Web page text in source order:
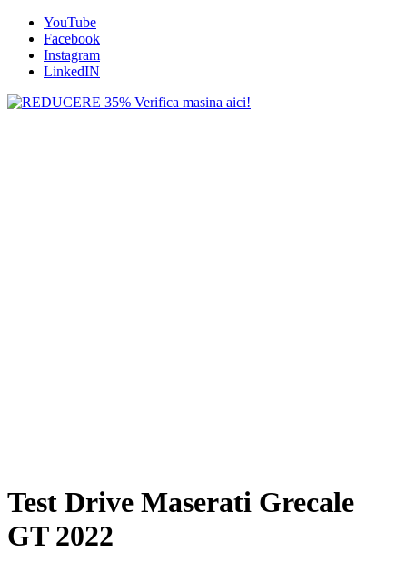
YouTube
Facebook
Instagram
LinkedIN
Test Drive Maserati Grecale
GT 2022